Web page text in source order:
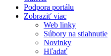
Podpora portálu
Zobraziť viac
Web linky
Súbory na stiahnutie
Novinky
Hľadať